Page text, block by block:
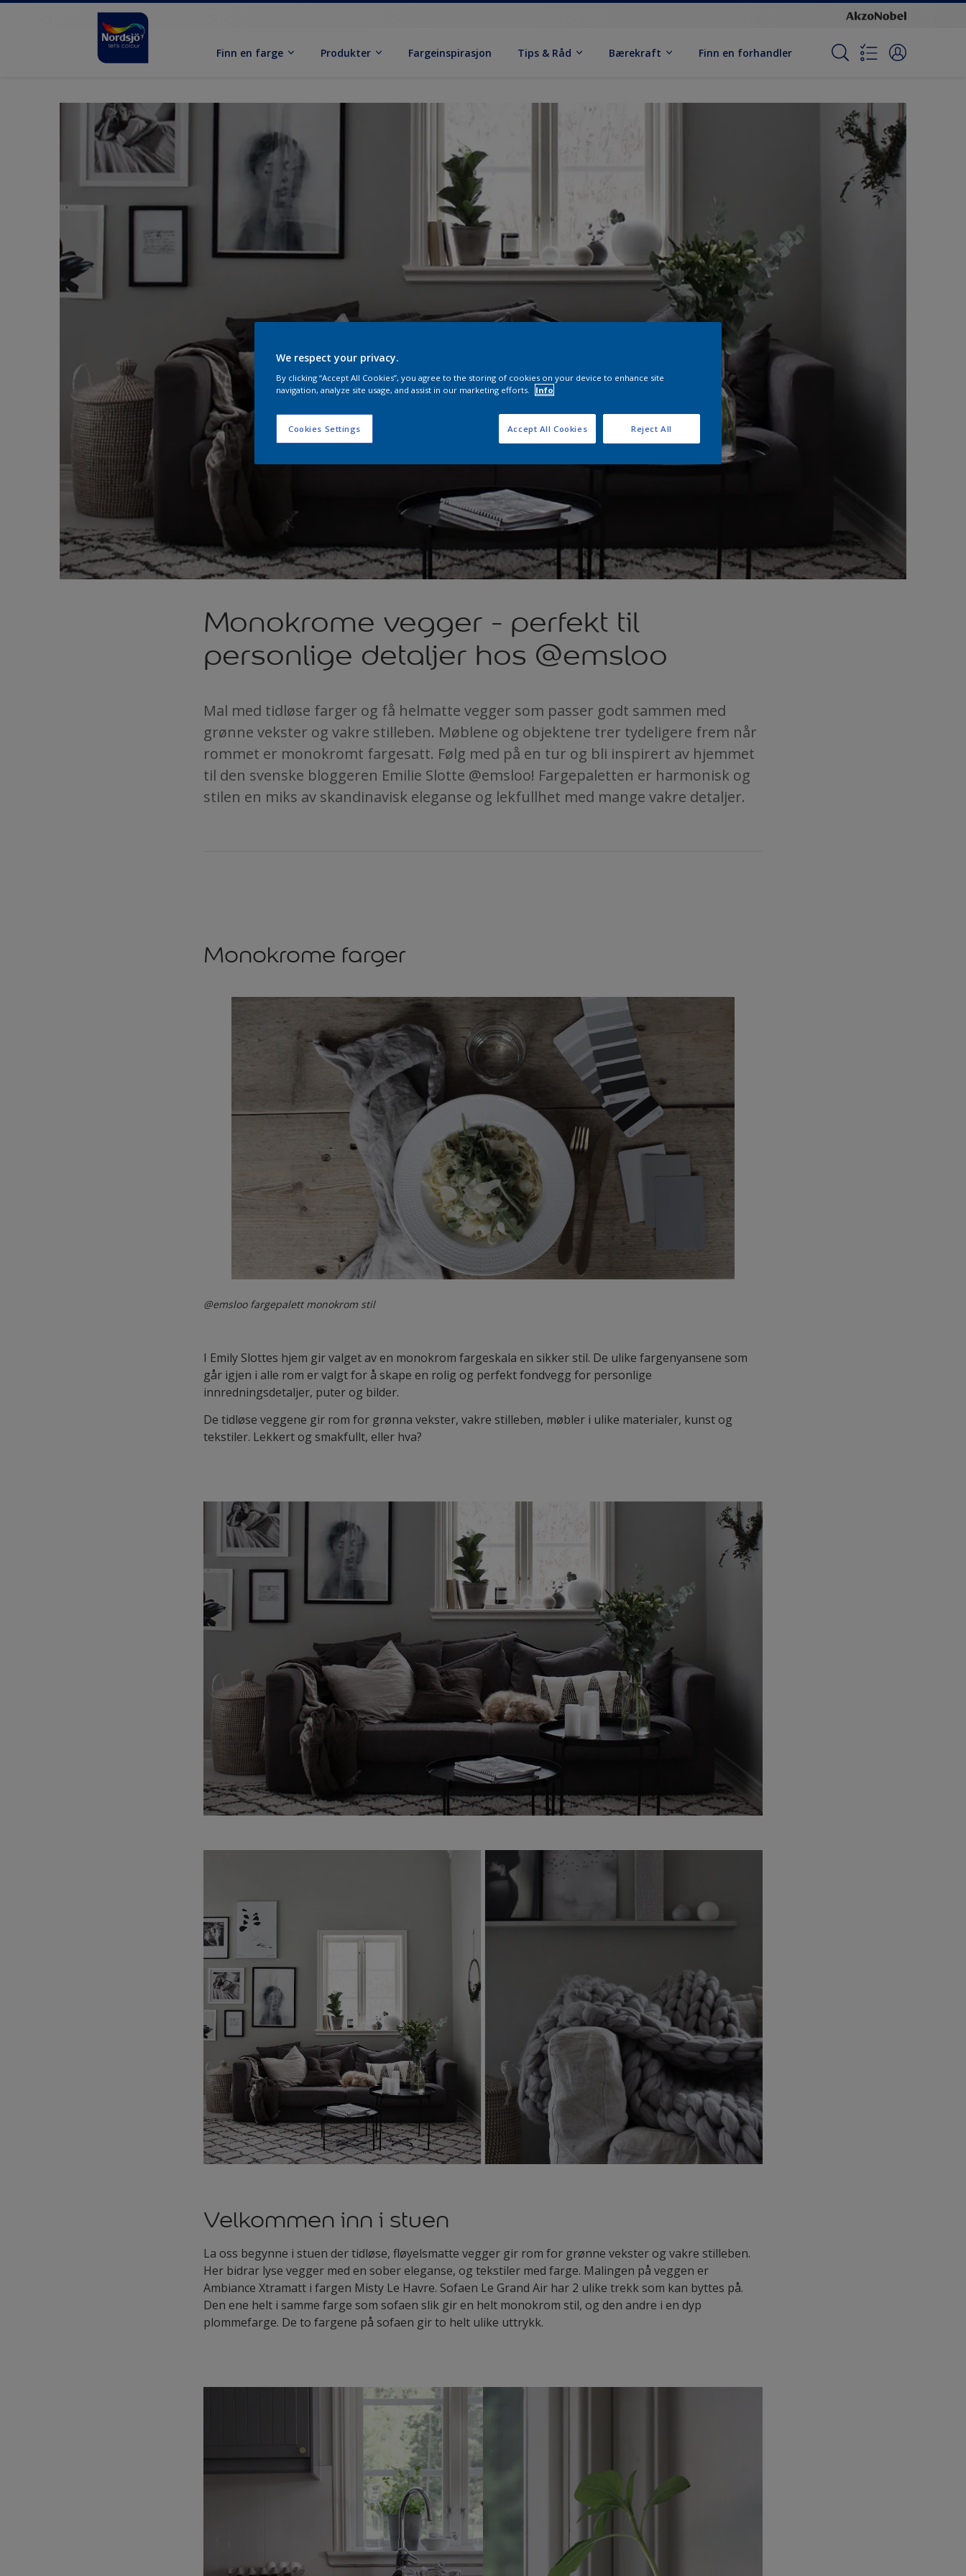
Finn en farge Produkter Fargeinspirasjon Tips & Råd Bærekraft Finn en forhandler
Monokrome vegger - perfekt til
personlige detaljer hos @emsloo
Mal med tidløse farger og få helmatte vegger som passer godt sammen med
grønne vekster og vakre stilleben. Møblene og objektene trer tydeligere frem når
rommet er monokromt fargesatt. Følg med på en tur og bli inspirert av hjemmet
til den svenske bloggeren Emilie Slotte @emsloo! Fargepaletten er harmonisk og
stilen en miks av skandinavisk eleganse og lekfullhet med mange vakre detaljer.
Monokrome farger
@emsloo fargepalett monokrom stil
I Emily Slottes hjem gir valget av en monokrom fargeskala en sikker stil. De ulike fargenyansene som
går igjen i alle rom er valgt for å skape en rolig og perfekt fondvegg for personlige
innredningsdetaljer, puter og bilder.
De tidløse veggene gir rom for grønna vekster, vakre stilleben, møbler i ulike materialer, kunst og
tekstiler. Lekkert og smakfullt, eller hva?
Velkommen inn i stuen
La oss begynne i stuen der tidløse, fløyelsmatte vegger gir rom for grønne vekster og vakre stilleben.
Her bidrar lyse vegger med en sober eleganse, og tekstiler med farge. Malingen på veggen er
Ambiance Xtramatt i fargen Misty Le Havre. Sofaen Le Grand Air har 2 ulike trekk som kan byttes på.
Den ene helt i samme farge som sofaen slik gir en helt monokrom stil, og den andre i en dyp
plommefarge. De to fargene på sofaen gir to helt ulike uttrykk.
We respect your privacy.
By clicking “Accept All Cookies”, you agree to the storing of cookies on your device to enhance site
navigation, analyze site usage, and assist in our marketing efforts.
Info
Cookies Settings Reject All
Accept All Cookies